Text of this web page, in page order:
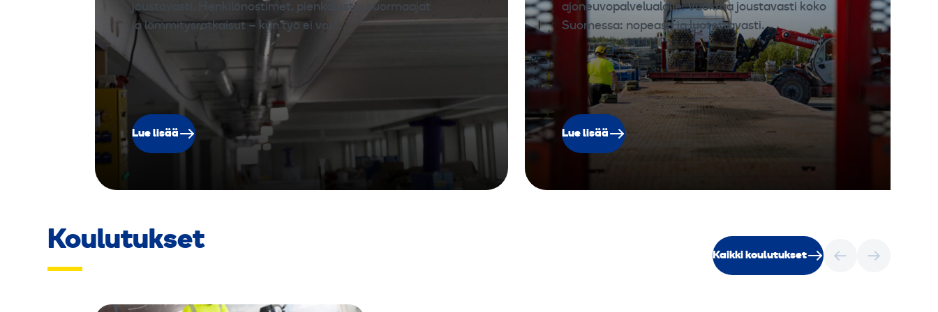
joustavasti. Henkilönostimet, pienkalusto, kuormaajat
ja lämmitysratkaisut – kun työ ei voi…
Lue lisää
ajoneuvopalvelualalle. Vuokraa joustavasti koko
Suomessa: nopeasti ja luotettavasti.
Lue lisää
Koulutukset
Kaikki koulutukset